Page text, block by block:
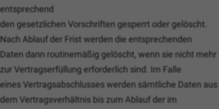
entsprechend
den gesetzlichen Vorschriften gesperrt oder gelöscht.
Nach Ablauf der Frist werden die entsprechenden
Daten dann routinemäßig gelöscht, wenn sie nicht mehr
zur Vertragserfüllung erforderlich sind. Im Falle
eines Vertragsabschlusses werden sämtliche Daten aus
dem Vertragsverhältnis bis zum Ablauf der im